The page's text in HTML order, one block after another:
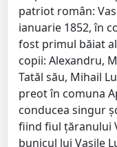
patriot român:
ianuarie 1852, în
fost primul băiat
copii: Alexandru,
Tatăl său, Mihail
preot în comuna
conducea singur
fiind fiul ţăranului
bunicul lui Vasile